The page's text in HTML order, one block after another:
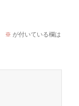
※ が付いている欄は